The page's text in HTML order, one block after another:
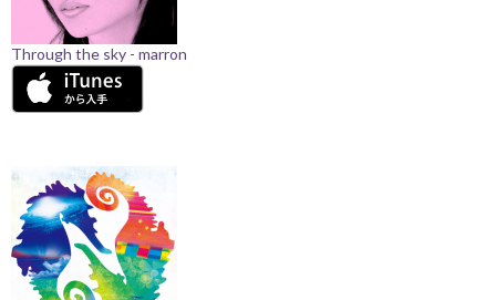
Through the sky - marron